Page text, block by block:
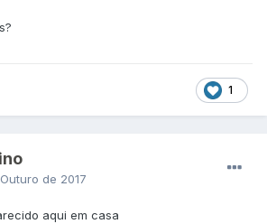
1
de 2017
aqui em casa